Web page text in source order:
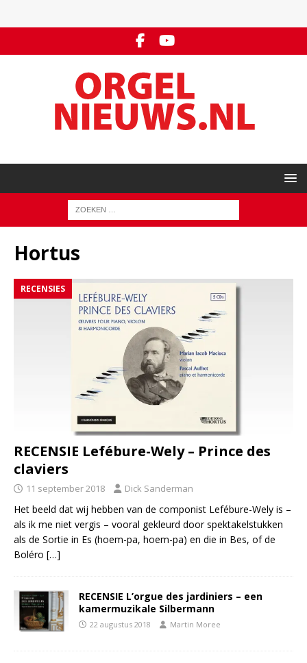
Hortus
RECENSIES
RECENSIE Lefébure-Wely – Prince des
claviers
11 september 2018 Dick Sanderman
Het beeld dat wij hebben van de componist Lefébure-Wely is –
als ik me niet vergis – vooral gekleurd door spektakelstukken
als de Sortie in Es (hoem-pa, hoem-pa) en die in Bes, of de
Boléro […]
RECENSIE L’orgue des jardiniers – een
kamermuzikale Silbermann
22 augustus 2018 Martin Moree